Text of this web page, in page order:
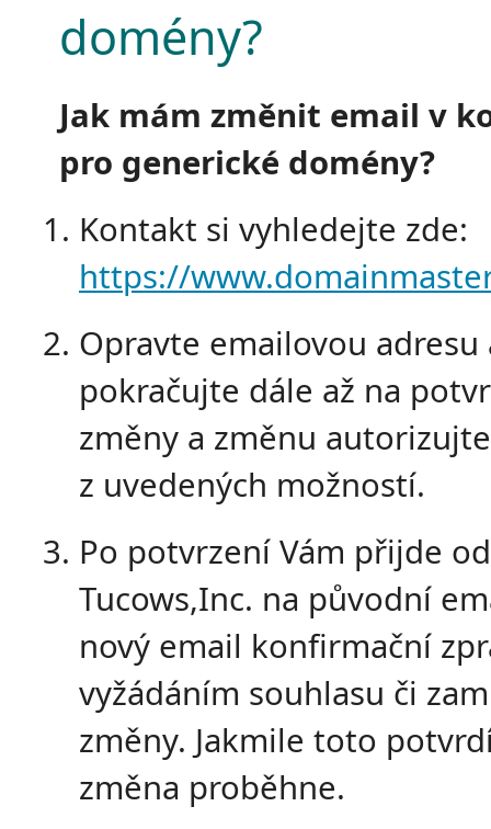
domény?
Jak mám změnit email v
pro generické domény?
Kontakt si vyhledejte zde:
https://
Opravte emailovou adresu
pokračujte dále až na
změny a změnu
z uvedených možností.
Po potvrzení Vám přijde
Tucows,Inc. na původní
nový email konfirmační
vyžádáním souhlasu či
změny. Jakmile toto
změna proběhne.